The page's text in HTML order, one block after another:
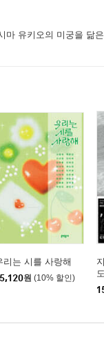
마 유키오의 미궁을 닮
리는 시를 사랑해
원 (10% 할인)